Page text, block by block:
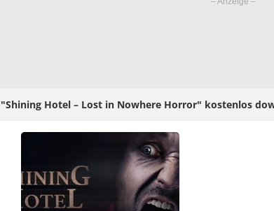
"Shining Hotel – Lost in Nowhere Horror" kostenlos